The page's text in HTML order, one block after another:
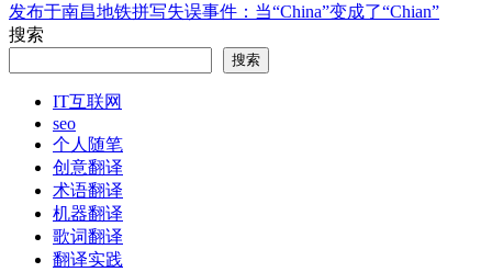
文
章
发布于南昌地铁拼写失误事件：当“China”变成了“Chian”
搜索
搜索
IT互联网
seo
个人随笔
创意翻译
术语翻译
机器翻译
歌词翻译
翻译实践